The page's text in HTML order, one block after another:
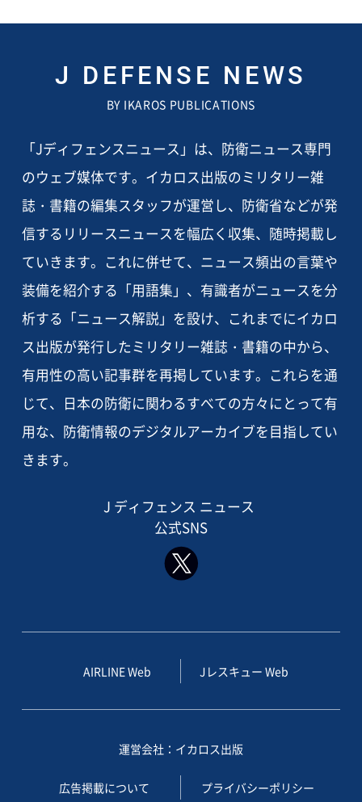
J DEFENSE NEWS
BY IKAROS PUBLICATIONS
「Jディフェンスニュース」は、防衛ニュース専門
のウェブ媒体です。イカロス出版のミリタリー雑
誌・書籍の編集スタッフが運営し、防衛省などが発
信するリリースニュースを幅広く収集、随時掲載し
ていきます。これに併せて、ニュース頻出の言葉や
装備を紹介する「用語集」、有識者がニュースを分
析する「ニュース解説」を設け、これまでにイカロ
ス出版が発行したミリタリー雑誌・書籍の中から、
有用性の高い記事群を再掲しています。これらを通
じて、日本の防衛に関わるすべての方々にとって有
用な、防衛情報のデジタルアーカイブを目指してい
きます。
J ディフェンス ニュース
公式SNS
AIRLINE Web Jレスキュー Web
運営会社：イカロス出版
広告掲載について プライバシーポリシー